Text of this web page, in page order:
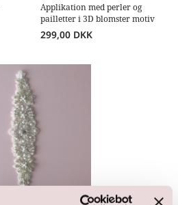
Applikation med perler og
pailletter i 3D blomster motiv
299,00 DKK